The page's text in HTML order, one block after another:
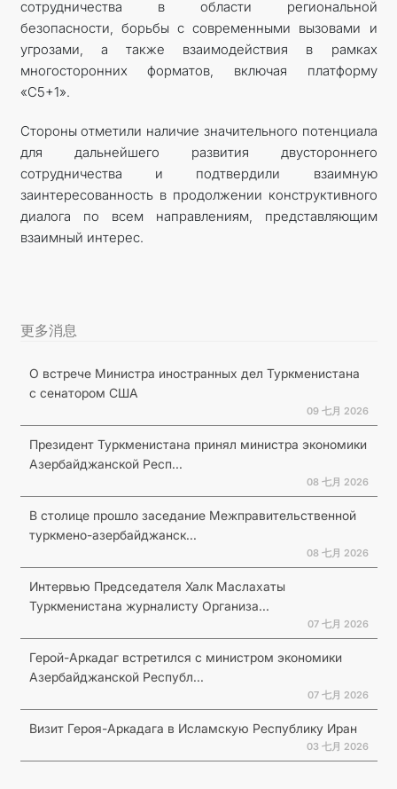
сотрудничества в области региональной
безопасности, борьбы с современными вызовами и
угрозами, а также взаимодействия в рамках
многосторонних форматов, включая платформу
«С5+1».
Стороны отметили наличие значительного потенциала
для дальнейшего развития двустороннего
сотрудничества и подтвердили взаимную
заинтересованность в продолжении конструктивного
диалога по всем направлениям, представляющим
взаимный интерес.
更多消息
О встрече Министра иностранных дел Туркменистана
с сенатором США
09 七月 2026
Президент Туркменистана принял министра экономики
Азербайджанской Респ...
08 七月 2026
В столице прошло заседание Межправительственной
туркмено-азербайджанск...
08 七月 2026
Интервью Председателя Халк Маслахаты
Туркменистана журналисту Организа...
07 七月 2026
Герой-Аркадаг встретился с министром экономики
Азербайджанской Республ...
07 七月 2026
Визит Героя-Аркадага в Исламскую Республику Иран
03 七月 2026